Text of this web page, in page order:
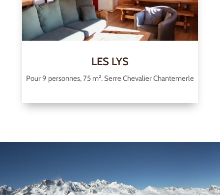
LES LYS
Pour 9 personnes, 75 m². Serre Chevalier Chantemerle